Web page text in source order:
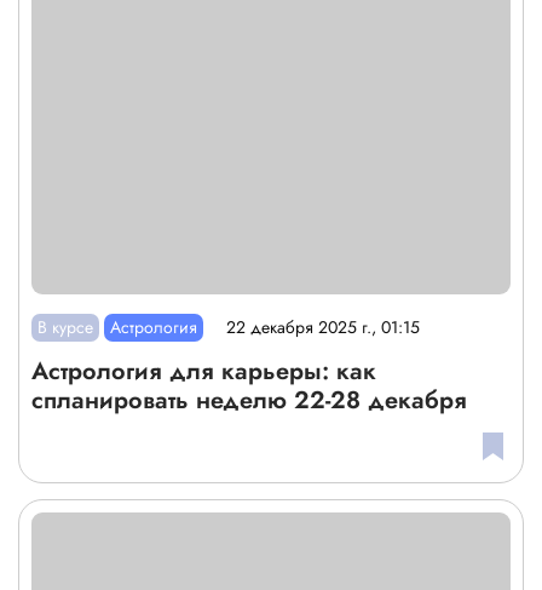
В курсе Астрология 22 декабря 2025 г., 01:15
Астрология для карьеры: как
спланировать неделю 22-28 декабря